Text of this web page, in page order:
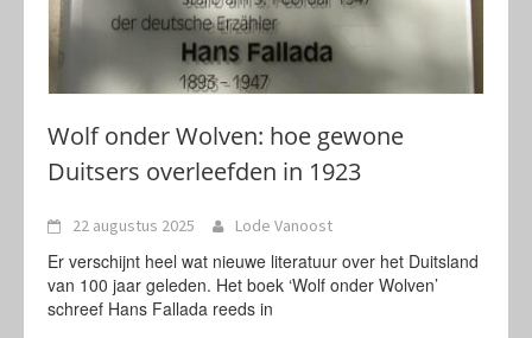
Wolf onder Wolven: hoe gewone
Duitsers overleefden in 1923
22 augustus 2025 Lode Vanoost
Er verschijnt heel wat nieuwe literatuur over het Duitsland
van 100 jaar geleden. Het boek ‘Wolf onder Wolven’
schreef Hans Fallada reeds in